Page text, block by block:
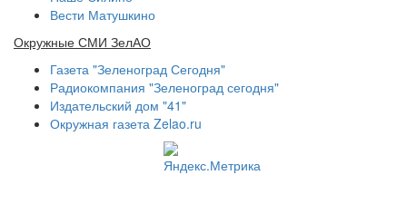
Вести Матушкино
Окружные СМИ ЗелАО
Газета "Зеленоград Сегодня"
Радиокомпания "Зеленоград сегодня"
Издательский дом "41"
Окружная газета Zelao.ru